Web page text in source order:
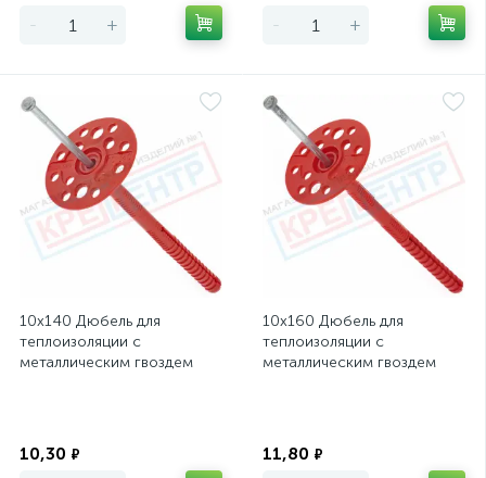
- + - +
10х140 Дюбель для
теплоизоляции с
металлическим гвоздем
10,30 ₽
10х160 Дюбель для
теплоизоляции с
металлическим гвоздем
11,80 ₽